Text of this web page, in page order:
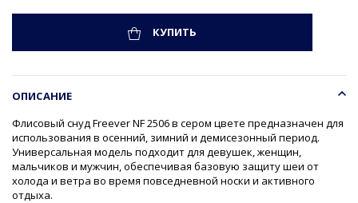
КУПИТЬ
ОПИСАНИЕ
Флисовый снуд Freever NF 2506 в сером цвете предназначен для
использования в осенний, зимний и демисезонный период.
Универсальная модель подходит для девушек, женщин,
мальчиков и мужчин, обеспечивая базовую защиту шеи от
холода и ветра во время повседневной носки и активного
отдыха.